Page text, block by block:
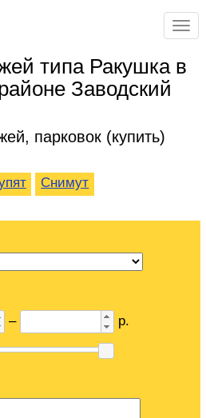
типа Ракушка в
Заводский
парковок (купить)
Снимут
–
р.